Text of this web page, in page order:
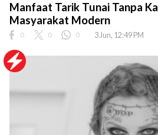
Manfaat Tarik Tunai Tanpa
Masyarakat Modern
0 0 0 3 Jun, 12:49 PM